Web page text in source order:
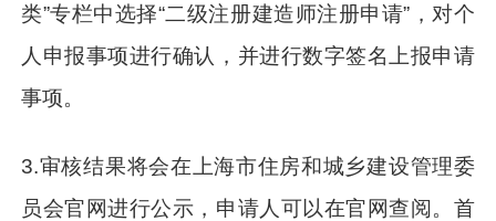
类”专栏中选择“二级注册建造师注册申请”，对个
人申报事项进行确认，并进行数字签名上报申请
事项。
3.审核结果将会在上海市住房和城乡建设管理委
员会官网进行公示，申请人可以在官网查阅。首